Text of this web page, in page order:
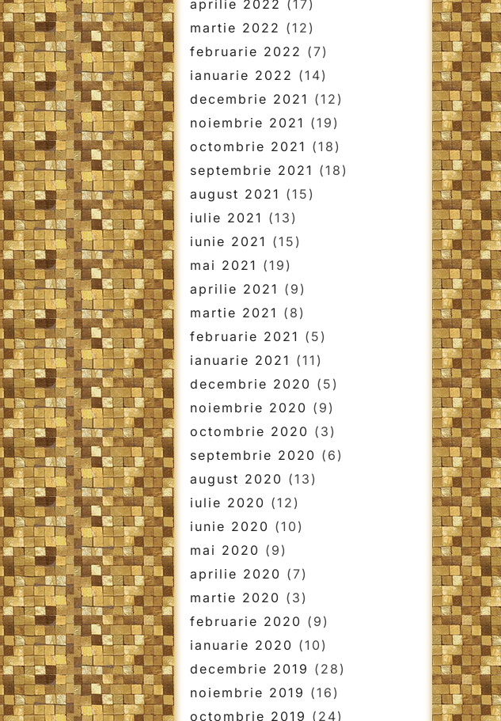
aprilie 2022 (17)
martie 2022 (12)
februarie 2022 (7)
ianuarie 2022 (14)
decembrie 2021 (12)
noiembrie 2021 (19)
octombrie 2021 (18)
septembrie 2021 (18)
august 2021 (15)
iulie 2021 (13)
iunie 2021 (15)
mai 2021 (19)
aprilie 2021 (9)
martie 2021 (8)
februarie 2021 (5)
ianuarie 2021 (11)
decembrie 2020 (5)
noiembrie 2020 (9)
octombrie 2020 (3)
septembrie 2020 (6)
august 2020 (13)
iulie 2020 (12)
iunie 2020 (10)
mai 2020 (9)
aprilie 2020 (7)
martie 2020 (3)
februarie 2020 (9)
ianuarie 2020 (10)
decembrie 2019 (28)
noiembrie 2019 (16)
octombrie 2019 (24)